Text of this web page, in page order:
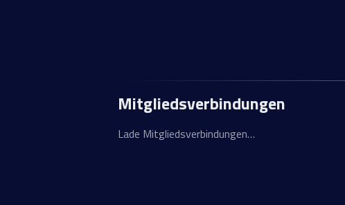
Mitgliedsverbindungen
Lade Mitgliedsverbindungen…